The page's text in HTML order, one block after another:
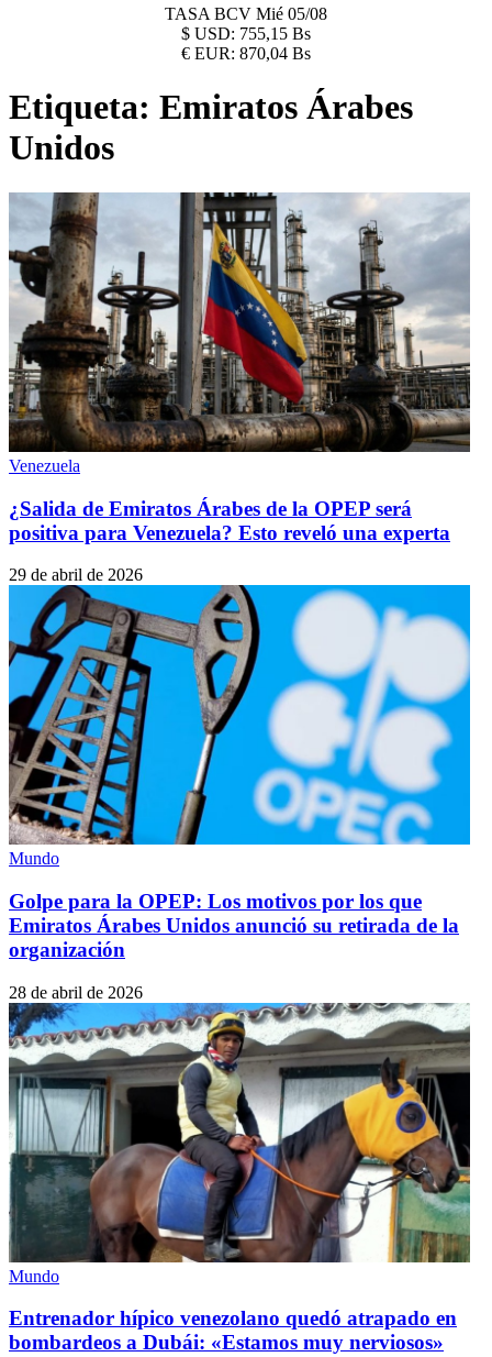
TASA BCV Mié 05/08
$ USD: 755,15 Bs
€ EUR: 870,04 Bs
Etiqueta: Emiratos Árabes
Unidos
Venezuela
¿Salida de Emiratos Árabes de la OPEP será
positiva para Venezuela? Esto reveló una experta
29 de abril de 2026
Mundo
Golpe para la OPEP: Los motivos por los que
Emiratos Árabes Unidos anunció su retirada de la
organización
28 de abril de 2026
Mundo
Entrenador hípico venezolano quedó atrapado en
bombardeos a Dubái: «Estamos muy nerviosos»